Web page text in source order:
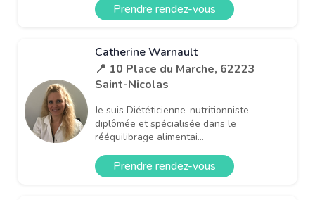
Prendre rendez-vous
Catherine Warnault
📍 10 Place du Marche, 62223
Saint-Nicolas
Je suis Diététicienne-nutritionniste
diplômée et spécialisée dans le
rééquilibrage alimentai...
Prendre rendez-vous